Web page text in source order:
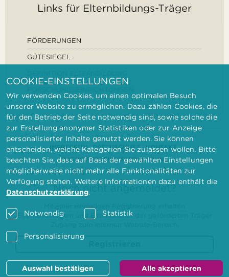
Links für Elternbildungs-Träger
FÖRDERUNGEN
GÜTESIEGEL
IMPRESSUM DATENSCHUTZ
KONTAKT
BARRIEREFREIHEITSERKLÄRUNG
Noch nicht angemeldet?
Elternbilderinnen und Elternbildner der geförderten Träger
COOKIE-EINSTELLUNGEN
Wir verwenden Cookies, um einen optimalen Besuch
unserer Website zu ermöglichen. Dazu zählen Cookies, die
für den Betrieb der Seite notwendig sind, sowie solche die
zur Erstellung anonymer Statistiken oder zur Anzeige
personalisierter Inhalte genutzt werden. Sie können
entscheiden, welche Kategorien Sie zulassen wollen. Bitte
beachten Sie, dass auf Basis der gewählten Einstellungen
möglicherweise nicht mehr alle Funktionalitäten zur
Verfügung stehen. Weitere Informationen dazu enthält die
Datenschutzerklärung.
Notwendig Statistik
Personalisierung
Auswahl bestätigen Alle akzeptieren